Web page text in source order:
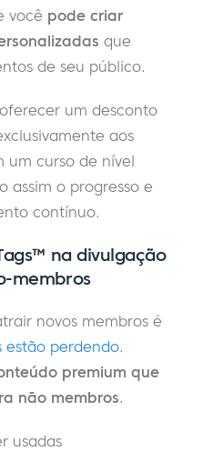
você pode criar
que
de seu público.
um desconto
aos
um curso de nível
assim o progresso e
contínuo.
na divulgação
membros
novos membros é
estão perdendo.
premium que
não membros.
usadas